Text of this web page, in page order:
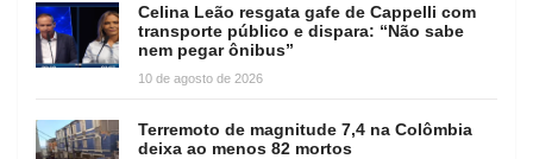
Celina Leão resgata gafe de Cappelli com
transporte público e dispara: “Não sabe
nem pegar ônibus”
10 de agosto de 2026
Terremoto de magnitude 7,4 na Colômbia
deixa ao menos 82 mortos